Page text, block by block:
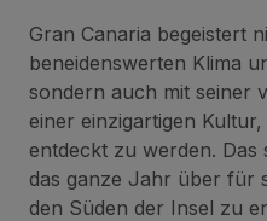
Gran Canaria begeistert
beneidenswerten Klima
sondern auch mit seiner
einer einzigartigen
entdeckt zu werden.
das ganze Jahr über für
den Süden der Insel zu